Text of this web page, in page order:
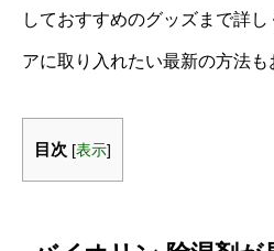
しておすすめのグッズまで詳
アに取り入れたい最新の方法も
目次 [表示]